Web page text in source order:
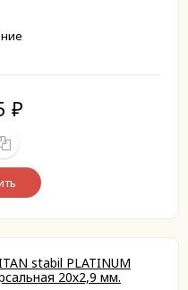
₽
stabil PLATINUM
20х2,9 мм.